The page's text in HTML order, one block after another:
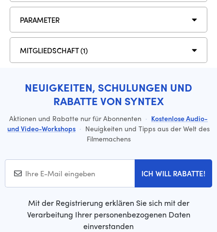
PARAMETER
MITGLIEDSCHAFT (1)
NEUIGKEITEN, SCHULUNGEN UND
RABATTE VON SYNTEX
Aktionen und Rabatte nur für Abonnenten · Kostenlose Audio-
und Video-Workshops · Neuigkeiten und Tipps aus der Welt des
Filmemachens
ICH WILL RABATTE!
Mit der Registrierung erklären Sie sich mit der
Verarbeitung Ihrer personenbezogenen Daten
einverstanden